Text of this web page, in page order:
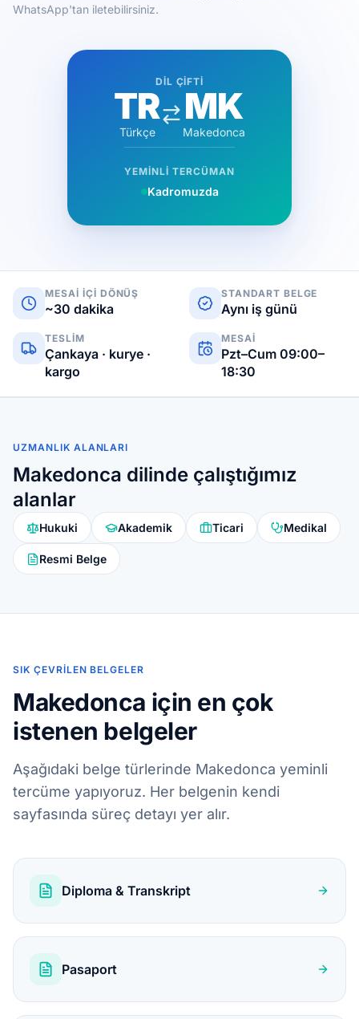
WhatsApp'tan iletebilirsiniz.
DIL ÇIFTI
TR
Türkçe
MK
Makedonca
YEMINLI TERCÜMAN
Kadromuzda
MESAI IÇI DÖNÜŞ
~30 dakika
STANDART BELGE
Aynı iş günü
TESLIM
Çankaya · kurye ·
kargo
MESAI
Pzt–Cum 09:00–
18:30
UZMANLIK ALANLARI
Makedonca dilinde çalıştığımız
alanlar
Hukuki Akademik Ticari Medikal
Resmi Belge
SIK ÇEVRILEN BELGELER
Makedonca için en çok
istenen belgeler
Aşağıdaki belge türlerinde Makedonca yeminli
tercüme yapıyoruz. Her belgenin kendi
sayfasında süreç detayı yer alır.
Diploma & Transkript
Pasaport